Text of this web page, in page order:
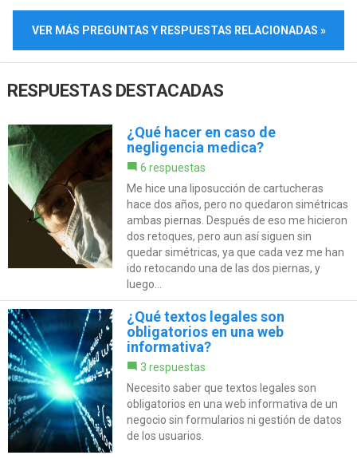
VER MÁS PREGUNTAS Y RESPUESTAS RELACIONADAS »
RESPUESTAS DESTACADAS
¿Qué hacer en caso de
negligencia medica?
6 respuestas
Me hice una liposucción de cartucheras
hace dos años, pero no quedaron simétricas
ambas piernas. Después de eso me hicieron
dos retoques, pero aun así siguen sin
quedar simétricas, ya que cada vez me han
ido retocando una de las dos piernas, y
luego...
¿Qué textos legales son
obligatorios en una web
informativa?
3 respuestas
Necesito saber que textos legales son
obligatorios en una web informativa de un
negocio sin formularios ni gestión de datos
de los usuarios.